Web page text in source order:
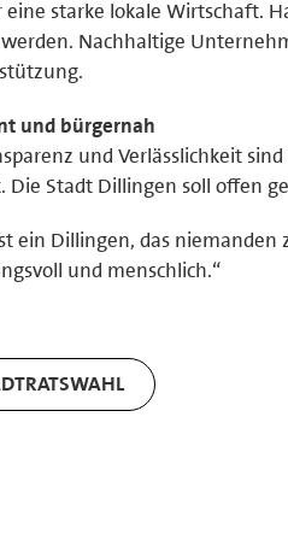
eine starke lokale Wirtschaft.
Nachhaltige
und bürgernah
und Verlässlichkeit
Die Stadt Dillingen soll offen
ein Dillingen, das niemanden
und menschlich.“